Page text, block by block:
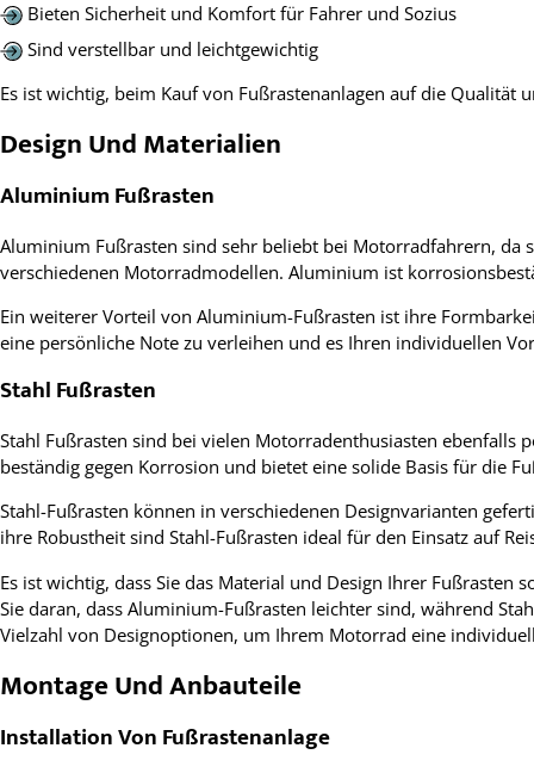
Bieten Sicherheit und Komfort für Fahrer und Sozius
Sind verstellbar und leichtgewichtig
Es ist wichtig, beim Kauf von Fußrastenanlagen auf die
Design Und Materialien
Aluminium Fußrasten
Aluminium Fußrasten sind sehr beliebt bei Motorradfahrern, da
verschiedenen Motorradmodellen. Aluminium ist
Ein weiterer Vorteil von Aluminium-Fußrasten ist ihre
eine persönliche Note zu verleihen und es Ihren individuellen
Stahl Fußrasten
Stahl Fußrasten sind bei vielen Motorradenthusiasten ebenfalls
beständig gegen Korrosion und bietet eine solide Basis für die
Stahl-Fußrasten können in verschiedenen Designvarianten
ihre Robustheit sind Stahl-Fußrasten ideal für den Einsatz auf
Es ist wichtig, dass Sie das Material und Design Ihrer
Sie daran, dass Aluminium-Fußrasten leichter sind, während
Vielzahl von Designoptionen, um Ihrem Motorrad eine
Montage Und Anbauteile
Installation Von Fußrastenanlage